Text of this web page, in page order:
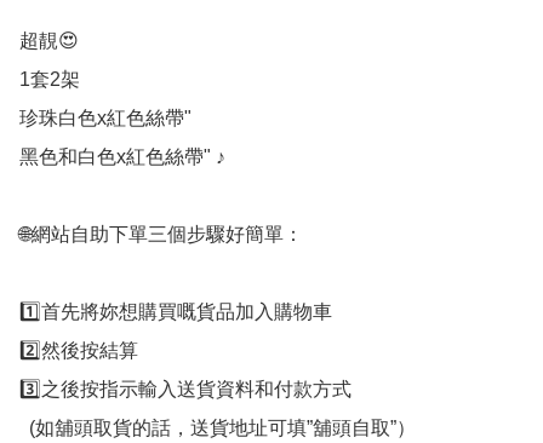
超靚😍
1套2架
珍珠白色x紅色絲帶"
黑色和白色x紅色絲帶" ♪
🌐網站自助下單三個步驟好簡單：
1️⃣首先將妳想購買嘅貨品加入購物車
2️⃣然後按結算
3️⃣之後按指示輸入送貨資料和付款方式